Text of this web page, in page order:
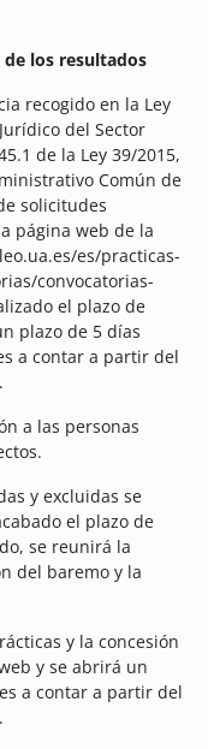
los resultados
recogido en la Ley
del Sector
de la Ley 39/2015,
Común de
solicitudes
página web de la
es/practicas-
convocatorias-
el plazo de
plazo de 5 días
a contar a partir del
a las personas
y excluidas se
el plazo de
se reunirá la
del baremo y la
y la concesión
y se abrirá un
a contar a partir del